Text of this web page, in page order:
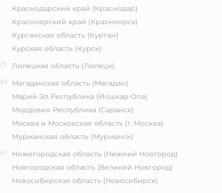
Краснодарский край (Краснодар)
Красноярский край (Красноярск)
Курганская область (Курган)
Курская область (Курск)
Липецкая область (Липецк)
Магаданская область (Магадан)
Марий Эл Республика (Йошкар-Ола)
Мордовия Республика (Саранск)
Москва и Московская область (г. Москва)
Мурманская область (Мурманск)
Нижегородская область (Нижний Новгород)
Новгородская область (Великий Новгород)
Новосибирская область (Новосибирск)